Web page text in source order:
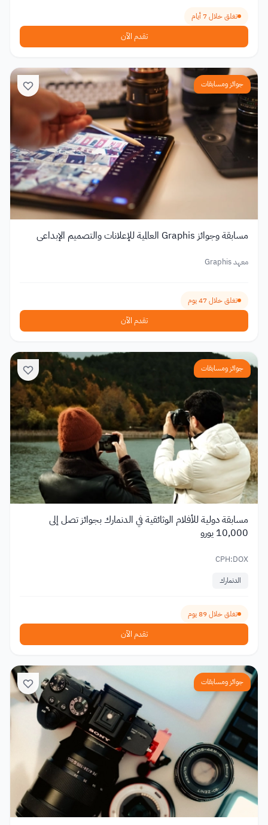
تغلق خلال 7 أيام
تقدم الآن
جوائز ومسابقات
مسابقة وجوائز Graphis العالمية للإعلانات والتصميم الإبداعي
معهد Graphis
تغلق خلال 47 يوم
تقدم الآن
جوائز ومسابقات
مسابقة دولية للأفلام الوثائقية في الدنمارك بجوائز تصل إلى
10,000 يورو
CPH:DOX
الدنمارك
تغلق خلال 89 يوم
تقدم الآن
جوائز ومسابقات